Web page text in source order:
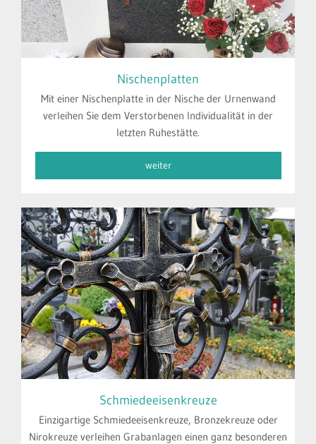
Nischenplatten
Mit einer Nischenplatte in der Nische der Urnenwand
verleihen Sie dem Verstorbenen Individualität in der
letzten Ruhestätte.
weiter
Schmiedeeisenkreuze
Einzigartige Schmiedeeisenkreuze, Bronzekreuze oder
Nirokreuze verleihen Grabanlagen einen ganz besonderen